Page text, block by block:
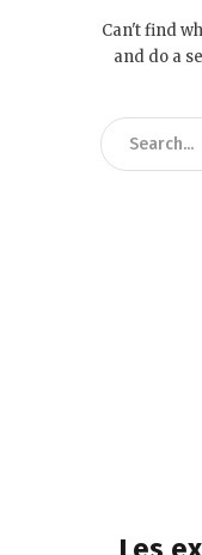
Can't find
and do a